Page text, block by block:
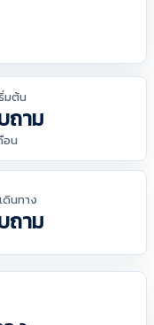
มต้น
ถาม
อน
ดินทาง
ถาม